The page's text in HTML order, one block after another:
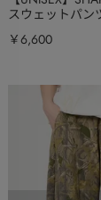
スウェットパン
￥6,600